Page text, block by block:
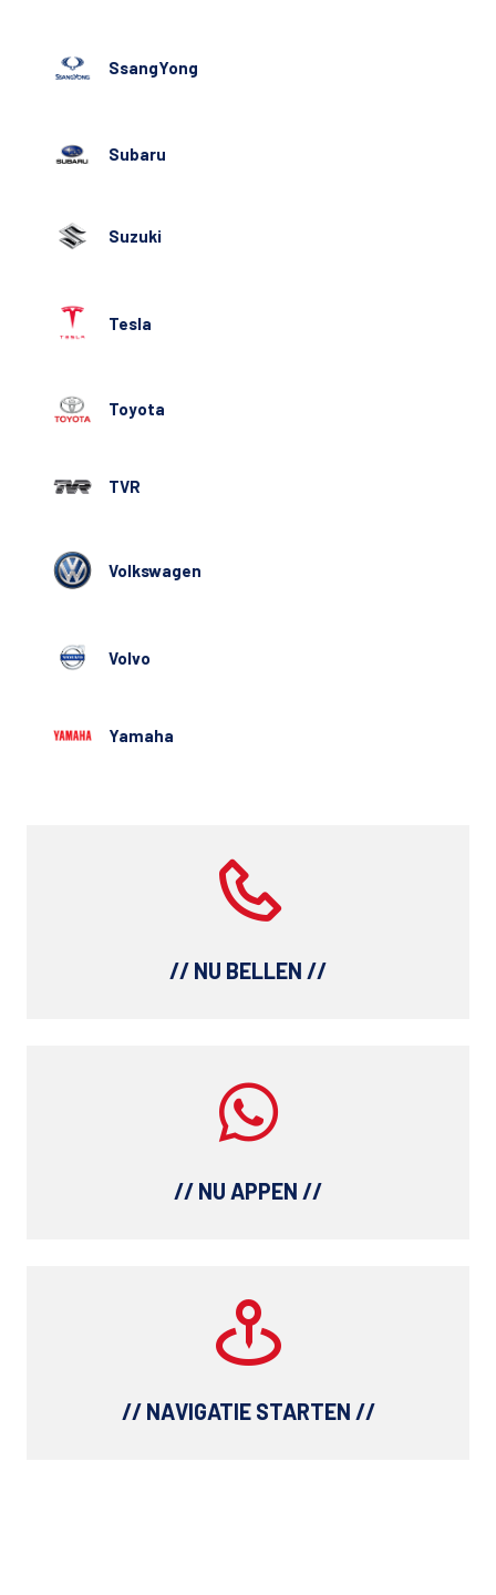
SsangYong
Subaru
Suzuki
Tesla
Toyota
TVR
Volkswagen
Volvo
Yamaha
// NU BELLEN //
// NU APPEN //
// NAVIGATIE STARTEN //